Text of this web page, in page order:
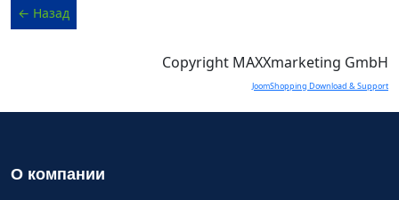
Copyright MAXXmarketing GmbH
JoomShopping Download & Support
О компании